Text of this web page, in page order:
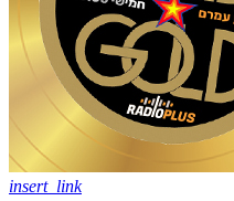
insert_link